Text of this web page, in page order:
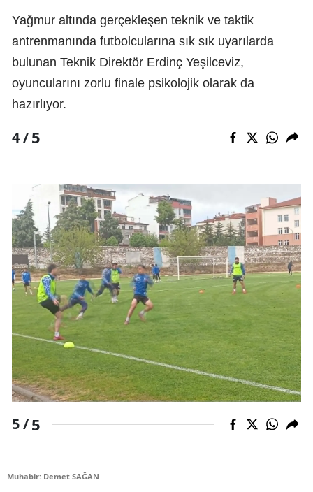
Yağmur altında gerçekleşen teknik ve taktik
antrenmanında futbolcularına sık sık uyarılarda
bulunan Teknik Direktör Erdinç Yeşilceviz,
oyuncularını zorlu finale psikolojik olarak da
hazırlıyor.
4 /5
5 /5
Muhabir: Demet SAĞAN